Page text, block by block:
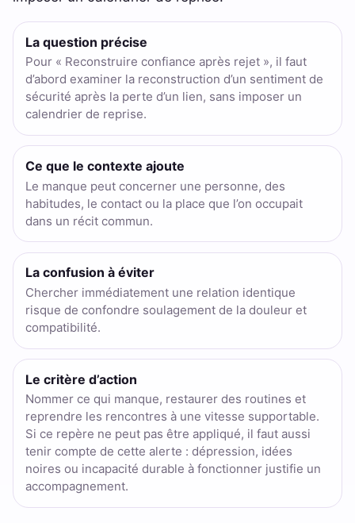
La question précise
Pour « Reconstruire confiance après rejet », il faut
d’abord examiner la reconstruction d’un sentiment de
sécurité après la perte d’un lien, sans imposer un
calendrier de reprise.
Ce que le contexte ajoute
Le manque peut concerner une personne, des
habitudes, le contact ou la place que l’on occupait
dans un récit commun.
La confusion à éviter
Chercher immédiatement une relation identique
risque de confondre soulagement de la douleur et
compatibilité.
Le critère d’action
Nommer ce qui manque, restaurer des routines et
reprendre les rencontres à une vitesse supportable.
Si ce repère ne peut pas être appliqué, il faut aussi
tenir compte de cette alerte : dépression, idées
noires ou incapacité durable à fonctionner justifie un
accompagnement.